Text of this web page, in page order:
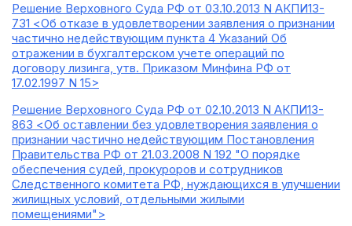
Решение Верховного Суда РФ от 03.10.2013 N АКПИ13-
731 <Об отказе в удовлетворении заявления о признании
частично недействующим пункта 4 Указаний Об
отражении в бухгалтерском учете операций по
договору лизинга, утв. Приказом Минфина РФ от
17.02.1997 N 15>
Решение Верховного Суда РФ от 02.10.2013 N АКПИ13-
863 <Об оставлении без удовлетворения заявления о
признании частично недействующим Постановления
Правительства РФ от 21.03.2008 N 192 "О порядке
обеспечения судей, прокуроров и сотрудников
Следственного комитета РФ, нуждающихся в улучшении
жилищных условий, отдельными жилыми
помещениями">